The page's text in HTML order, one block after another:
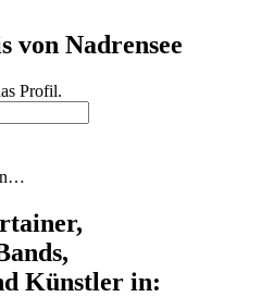
von Nadrensee
Profil.
Künstler in: